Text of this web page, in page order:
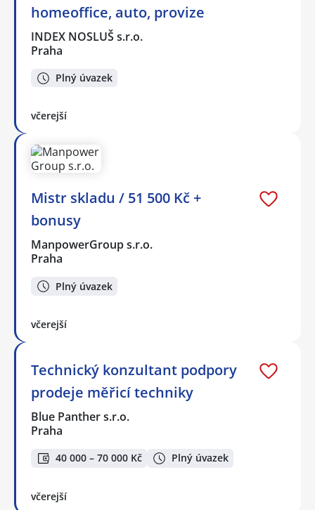
homeoffice, auto, provize
INDEX NOSLUŠ s.r.o.
Praha
Plný úvazek
včerejší
Mistr skladu / 51 500 Kč +
bonusy
ManpowerGroup s.r.o.
Praha
Plný úvazek
včerejší
Technický konzultant podpory
prodeje měřicí techniky
Blue Panther s.r.o.
Praha
40 000 – 70 000 Kč Plný úvazek
včerejší